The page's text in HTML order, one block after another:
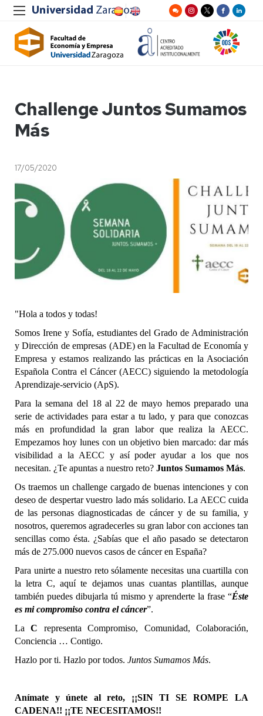
Challenge Juntos Sumamos
Más
17/05/2020
"Hola a todos y todas!
Somos Irene y Sofía, estudiantes del Grado de Administración
y Dirección de empresas (ADE) en la Facultad de Economía y
Empresa y estamos realizando las prácticas en la Asociación
Española Contra el Cáncer (AECC) siguiendo la metodología
Aprendizaje-servicio (ApS).
Para la semana del 18 al 22 de mayo hemos preparado una
serie de actividades para estar a tu lado, y para que conozcas
más en profundidad la gran labor que realiza la AECC.
Empezamos hoy lunes con un objetivo bien marcado: dar más
visibilidad a la AECC y así poder ayudar a los que nos
necesitan. ¿Te apuntas a nuestro reto? Juntos Sumamos Más.
Os traemos un challenge cargado de buenas intenciones y con
deseo de despertar vuestro lado más solidario. La AECC cuida
de las personas diagnosticadas de cáncer y de su familia, y
nosotros, queremos agradecerles su gran labor con acciones tan
sencillas como ésta. ¿Sabías que el año pasado se detectaron
más de 275.000 nuevos casos de cáncer en España?
Para unirte a nuestro reto sólamente necesitas una cuartilla con
la letra C, aquí te dejamos unas cuantas plantillas, aunque
también puedes dibujarla tú mismo y aprenderte la frase “Éste
es mi compromiso contra el cáncer”.
LaC representa Compromiso, Comunidad, Colaboración,
Conciencia … Contigo.
Hazlo por ti. Hazlo por todos. Juntos Sumamos Más.
Anímate y únete al reto, ¡¡SIN TI SE ROMPE LA
CADENA!! ¡¡TE NECESITAMOS!!